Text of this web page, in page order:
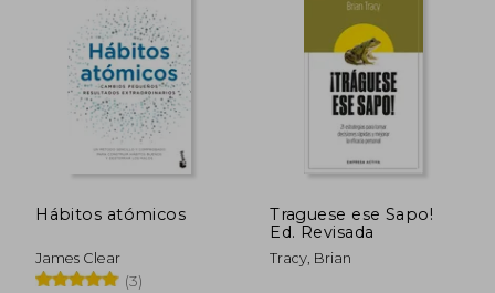
dcto. $ 20.85
40%
dcto.
Hábitos atómicos
James Clear
(3)
Traguese ese Sapo!
Ed. Revisada
Tracy, Brian